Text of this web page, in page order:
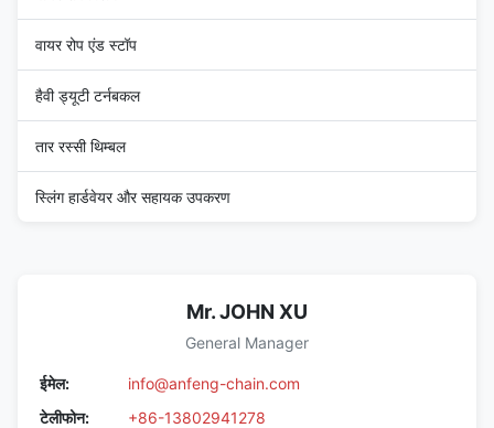
वायर रोप एंड स्टॉप
हैवी ड्यूटी टर्नबकल
तार रस्सी थिम्बल
स्लिंग हार्डवेयर और सहायक उपकरण
Mr. JOHN XU
General Manager
ईमेल:
info@anfeng-chain.com
टेलीफोन:
+86-13802941278